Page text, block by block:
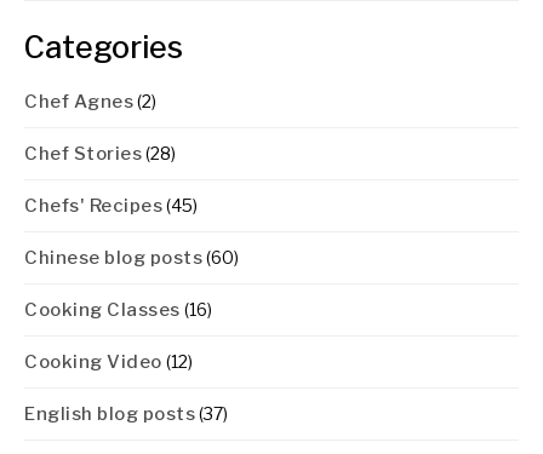
Categories
Chef Agnes(2)
Chef Stories(28)
Chefs' Recipes(45)
Chinese blog posts(60)
Cooking Classes (16)
Cooking Video (12)
English blog posts(37)